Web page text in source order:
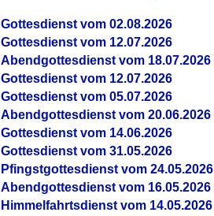
Gottesdienst vom 02.08.2026
Gottesdienst vom 12.07.2026
Abendgottesdienst vom 18.07.2026
Gottesdienst vom 12.07.2026
Gottesdienst vom 05.07.2026
Abendgottesdienst vom 20.06.2026
Gottesdienst vom 14.06.2026
Gottesdienst vom 31.05.2026
Pfingstgottesdienst vom 24.05.2026
Abendgottesdienst vom 16.05.2026
Himmelfahrtsdienst vom 14.05.2026